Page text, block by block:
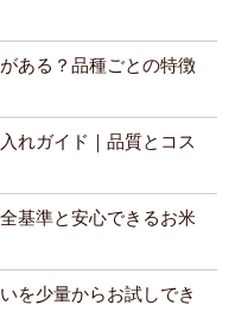
ある？品種ごとの特徴
れガイド｜品質とコス
基準と安心できるお米
を少量からお試しでき